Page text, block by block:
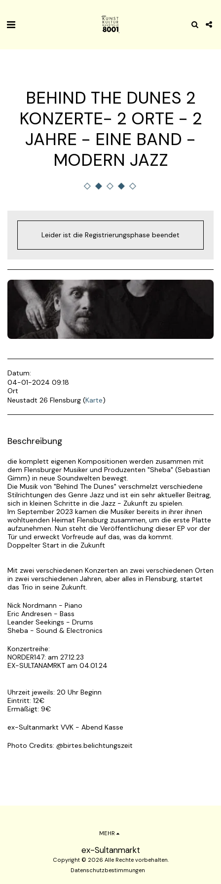
BEHIND THE DUNES 2
KONZERTE- 2 ORTE - 2
JAHRE - EINE BAND -
MODERN JAZZ
Leider ist die Registrierungsphase beendet
Datum:
04-01-2024 09:18
Ort
Neustadt 26 Flensburg (Karte)
Beschreibung
die komplett eigenen Kompositionen werden zusammen mit
dem Flensburger Musiker und Produzenten "Sheba" (Sebastian
Gimm) in neue Soundwelten bewegt.
Die Musik von "Behind The Dunes" verschmelzt verschiedene
Stilrichtungen des Genre Jazz und ist ein sehr aktueller Beitrag,
sich in kleinen Schritte in die Jazz - Zukunft zu spielen.
Im September 2023 kamen die Musiker bereits in ihrer ihnen
wohltuenden Heimat Flensburg zusammen, um die erste Platte
aufzunehmen. Nun steht die Veröffentlichung dieser EP vor der
Tür und erweckt Vorfreude auf das, was da kommt.
Doppelter Start in die Zukunft
Mit zwei verschiedenen Konzerten an zwei verschiedenen Orten
in zwei verschiedenen Jahren, aber alles in Flensburg, startet
das Trio in seine Zukunft.
Nick Nordmann - Piano
Eric Andresen - Bass
Leander Seekings - Drums
Sheba - Sound & Electronics
Konzertreihe:
NORDER147: am 27.12.23
EX-SULTANAMRKT am 04.01.24
Uhrzeit jeweils: 20 Uhr Beginn
Eintritt: 12€
Ermäßigt: 9€
ex-Sultanmarkt VVK - Abend Kasse
Photo Credits: @birtes.belichtungszeit
ex-Sultanmarkt
Copyright © 2026 Alle Rechte vorbehalten.
Datenschutzbestimmungen
MEHR